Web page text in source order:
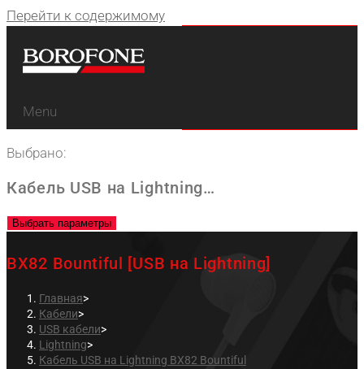
Перейти к содержимому
Menu
Выбрано:
Кабель USB на Lightning…
Выбрать параметры
BX82 Bountiful [USB на Lightning]
Главная>
Кабели>
USB кабели>
Lightning>
Кабель USB на Lightning BX82 Bountiful